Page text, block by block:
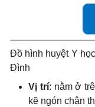
Đồ hình huyệt Y
Đình
Vị trí: nằm ở
kẽ ngón chân